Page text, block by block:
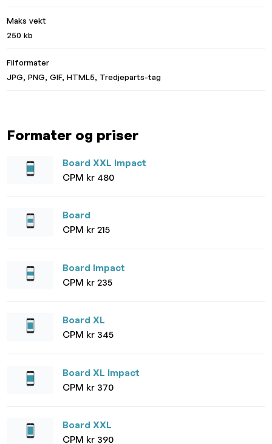
Maks vekt
250 kb
Filformater
JPG, PNG, GIF, HTML5, Tredjeparts-tag
Formater og priser
Board XXL Impact
CPM kr 480
Board
CPM kr 215
Board Impact
CPM kr 235
Board XL
CPM kr 345
Board XL Impact
CPM kr 370
Board XXL
CPM kr 390